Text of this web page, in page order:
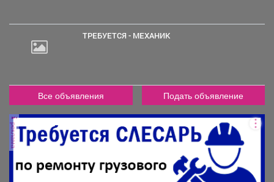
ТРЕБУЕТСЯ - МЕХАНИК
Все объявления Подать объявление
реклама